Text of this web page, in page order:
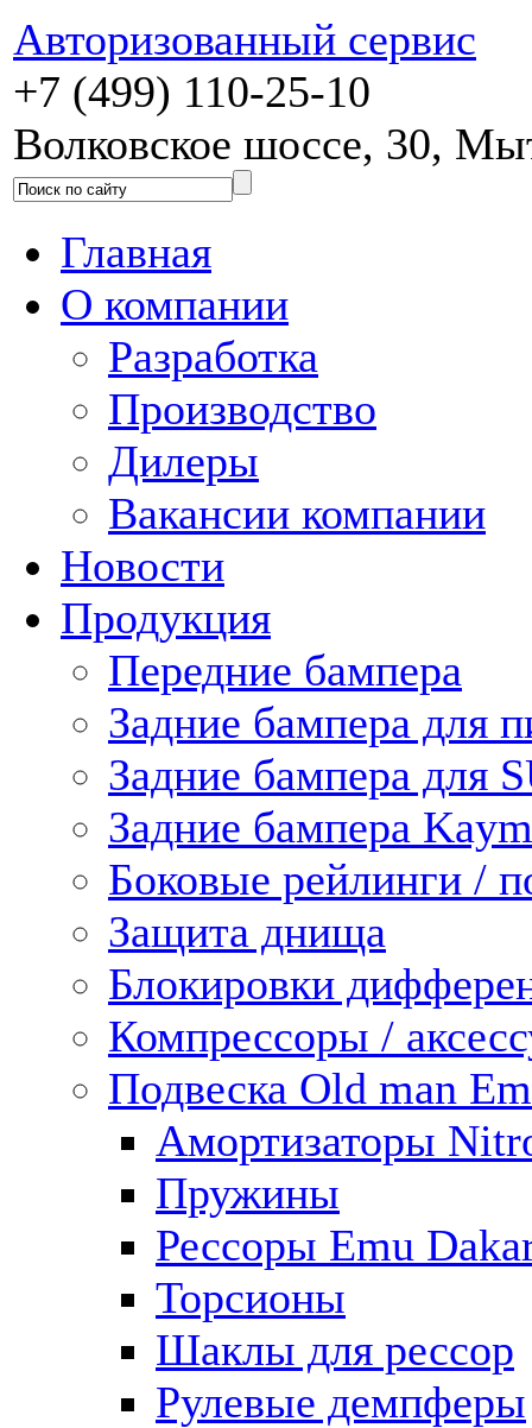
Авторизованный сервис
+7 (499) 110-25-10
Волковское шоссе, 30,
Главная
О компании
Разработка
Производство
Дилеры
Вакансии компании
Новости
Продукция
Передние бампера
Задние бампера для
Задние бампера для
Задние бампера
Боковые рейлинги /
Защита днища
Блокировки
Компрессоры /
Подвеска Old man
Амортизаторы
Пружины
Рессоры Emu
Торсионы
Шаклы для рессор
Рулевые демпферы